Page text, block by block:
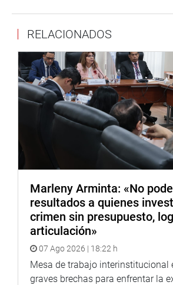
especialmente las de índole técnico.
Lima, 21 de junio de 2021
DESPACHO CONGRESAL
RELACIONADOS
Marleny Arminta: «No
resultados a quienes
crimen sin presupuesto,
articulación»
07 Ago 2026 | 18:22 h
Mesa de trabajo interinstitucional
graves brechas para enfrentar la